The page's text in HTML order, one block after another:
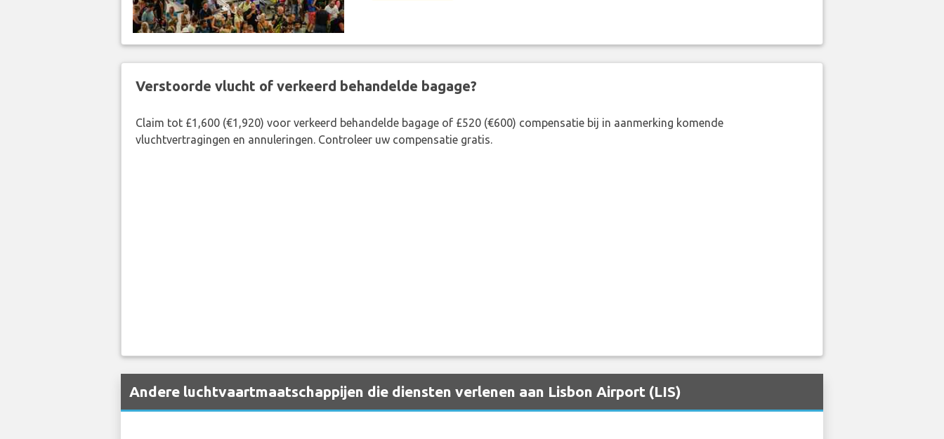
Claim tot £1,600 (€1,920) voor verkeerd behandelde bagage of £520 (€600) compensatie bij in aanmerking komende
Andere luchtvaartmaatschappijen die diensten verlenen aan Lisbon Airport (LIS)